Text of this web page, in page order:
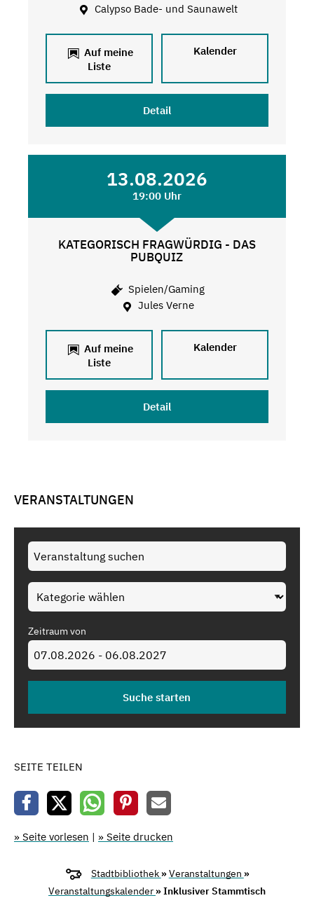
Calypso Bade- und Saunawelt
Auf meine
Liste
Kalender
Detail
13.08.2026
19:00 Uhr
KATEGORISCH FRAGWÜRDIG - DAS
PUBQUIZ
Spielen/Gaming
Jules Verne
Auf meine
Liste
Kalender
Detail
VERANSTALTUNGEN
Zeitraum von
SEITE TEILEN
» Seite vorlesen | » Seite drucken
Stadtbibliothek »Veranstaltungen »
Veranstaltungskalender » Inklusiver Stammtisch